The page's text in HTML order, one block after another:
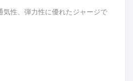
性、弾力性に優れたジャージで